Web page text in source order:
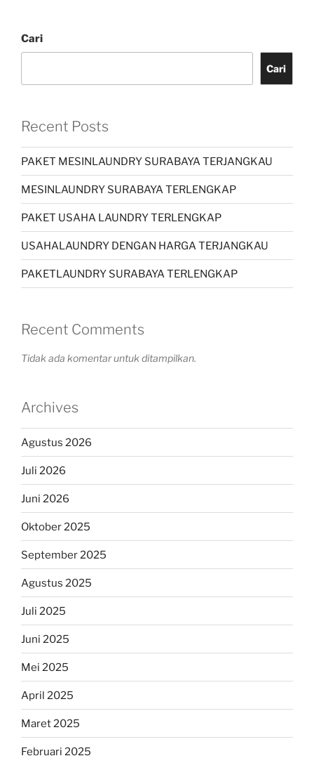
Cari
Cari
Recent Posts
PAKET MESINLAUNDRY SURABAYA TERJANGKAU
MESINLAUNDRY SURABAYA TERLENGKAP
PAKET USAHA LAUNDRY TERLENGKAP
USAHALAUNDRY DENGAN HARGA TERJANGKAU
PAKETLAUNDRY SURABAYA TERLENGKAP
Recent Comments
Tidak ada komentar untuk ditampilkan.
Archives
Agustus 2026
Juli 2026
Juni 2026
Oktober 2025
September 2025
Agustus 2025
Juli 2025
Juni 2025
Mei 2025
April 2025
Maret 2025
Februari 2025